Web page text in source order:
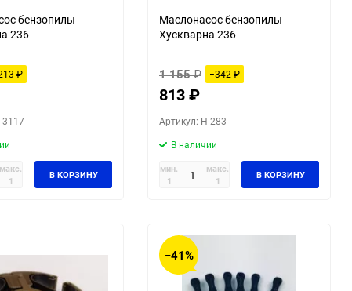
бензопилы
236
₽
3117
макс.
1
В КОРЗИНУ
Маслонасос бензопилы
Хускварна 236
1 155 ₽ −342 ₽
813₽
Артикул: H-283
В наличии
мин.
1
макс.
1
В КОРЗИНУ
−41%